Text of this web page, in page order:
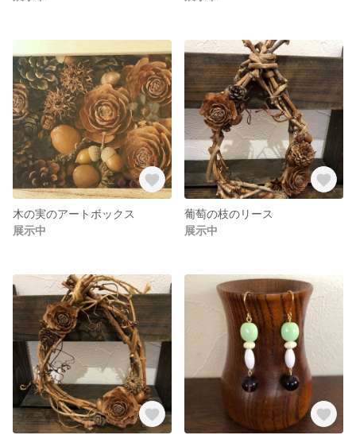
木の実のアートボックス
展示中
葡萄の枝のリース
展示中